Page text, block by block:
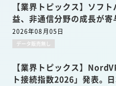
【業界トピックス】ソフ
益、非通信分野の成長が寄
2026年08月05日
データ販売無し
【業界トピックス】
ト接続指数2026」発表。